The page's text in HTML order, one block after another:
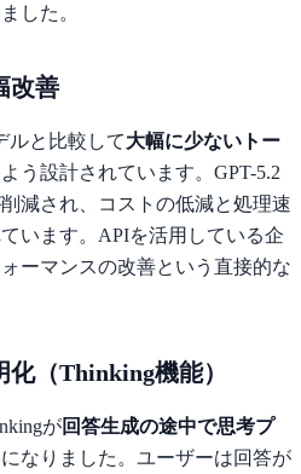
した。
改善
ルと比較して大幅に少ないトー
う設計されています。GPT-5.2
減され、コストの低減と処理速
います。APIを活用している企
ーマンスの改善という直接的な
（Thinking機能）
が回答生成の途中で思考プ
なりました。ユーザーは回答が